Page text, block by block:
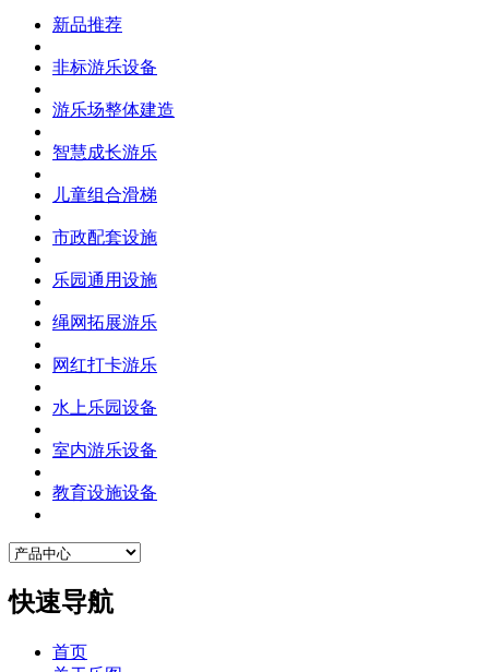
新品推荐
非标游乐设备
游乐场整体建造
智慧成长游乐
儿童组合滑梯
市政配套设施
乐园通用设施
绳网拓展游乐
网红打卡游乐
水上乐园设备
室内游乐设备
教育设施设备
快速导航
首页